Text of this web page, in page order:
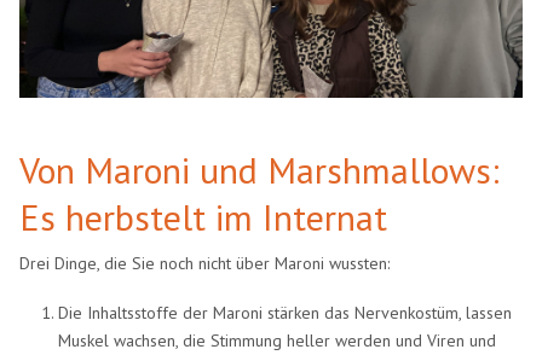
Von Maroni und Marshmallows:
Es herbstelt im Internat
Drei Dinge, die Sie noch nicht über Maroni wussten:
Die Inhaltsstoffe der Maroni stärken das Nervenkostüm, lassen
Muskel wachsen, die Stimmung heller werden und Viren und